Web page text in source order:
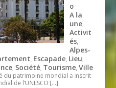
o
A la
une,
Activit
és,
Alpes-
, Escapade, Lieu,
, Société, Tourisme,Ville
du patrimoine mondial a inscrit
de l’UNESCO […]